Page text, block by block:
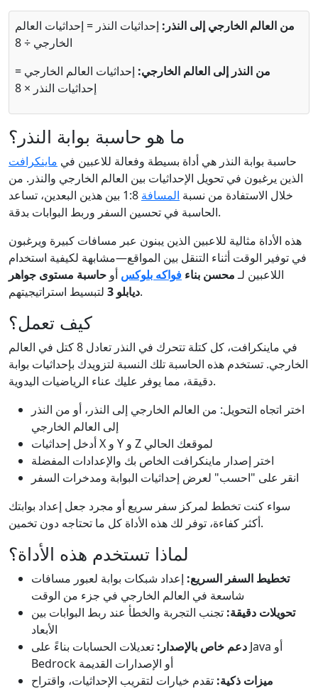
من العالم الخارجي إلى النذر: إحداثيات النذر = إحداثيات العالم
الخارجي ÷ 8
من النذر إلى العالم الخارجي: إحداثيات العالم الخارجي =
إحداثيات النذر × 8
ما هو حاسبة بوابة النذر؟
حاسبة بوابة النذر هي أداة بسيطة وفعالة للاعبين في ماينكرافت
الذين يرغبون في تحويل الإحداثيات بين العالم الخارجي والنذر. من
خلال الاستفادة من نسبة المسافة
1:8 بين هذين البعدين، تساعد
الحاسبة في تحسين السفر وربط البوابات بدقة.
هذه الأداة مثالية للاعبين الذين يبنون عبر مسافات كبيرة ويرغبون
في توفير الوقت أثناء التنقل بين المواقع—مشابهة لكيفية استخدام
اللاعبين لـمحسن بناء فواكه بلوكس أو حاسبة مستوى جواهر
ديابلو 3لتبسيط استراتيجيتهم.
كيف تعمل؟
في ماينكرافت، كل كتلة تتحرك في النذر تعادل 8 كتل في العالم
الخارجي. تستخدم هذه الحاسبة تلك النسبة لتزويدك بإحداثيات بوابة
دقيقة، مما يوفر عليك عناء الرياضيات اليدوية.
اختر اتجاه التحويل: من العالم الخارجي إلى النذر، أو من النذر
إلى العالم الخارجي
أدخل إحداثيات X و Y و Z لموقعك الحالي
اختر إصدار ماينكرافت الخاص بك والإعدادات المفضلة
انقر على "احسب" لعرض إحداثيات البوابة ومدخرات السفر
سواء كنت تخطط لمركز سفر سريع أو مجرد جعل إعداد بوابتك
أكثر كفاءة، توفر لك هذه الأداة كل ما تحتاجه دون تخمين.
لماذا تستخدم هذه الأداة؟
تخطيط السفر السريع: إعداد شبكات بوابة لعبور مسافات
شاسعة في العالم الخارجي في جزء من الوقت
تحويلات دقيقة: تجنب التجربة والخطأ عند ربط البوابات بين
الأبعاد
دعم خاص بالإصدار: تعديلات الحسابات بناءً على Java أو
Bedrock أو الإصدارات القديمة
ميزات ذكية: تقدم خيارات لتقريب الإحداثيات، واقتراح